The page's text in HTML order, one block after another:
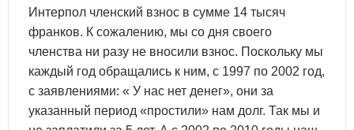
Интерпол членский взнос в сумме 14 тысяч
франков. К сожалению, мы со дня своего
членства ни разу не вносили взнос. Поскольку мы
каждый год обращались к ним, с 1997 по 2002 год,
с заявлениями: « У нас нет денег», они за
указанный период «простили» нам долг. Так мы и